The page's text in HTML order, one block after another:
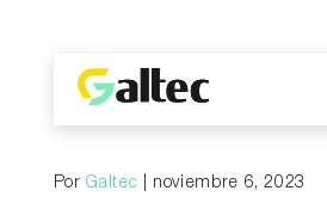
Empresa
PorGaltec | noviembre 6, 2023